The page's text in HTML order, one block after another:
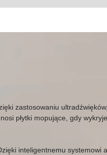
zastosowaniu ultradźwięków,
płytki mopujące, gdy
inteligentnemu systemowi